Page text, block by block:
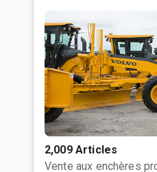
2,009 Articles
Vente aux enchères